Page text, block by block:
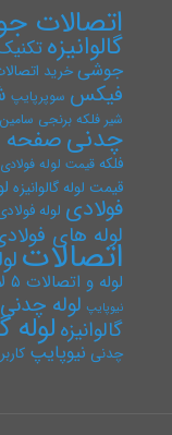
اتصالات
گالوانیزه
جوشیخرید
فیکس سوپرپایپ
شیر فلکه برنجی سامین
چدنیصفحه
فلکه قیمت لوله فولادی
قیمت لوله گالوانیزه
فولادی لوله
لوله های
اتصالات
لوله و اتصالات ۵ لایه
نیوپایپ لوله چدنی
گالوانیزه لوله
چدنی نیوپایپ